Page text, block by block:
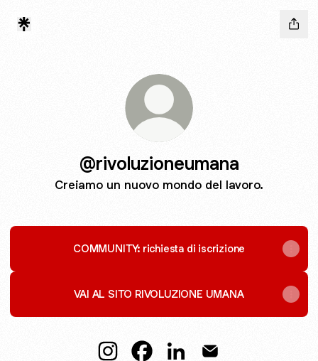
@rivoluzioneumana
Creiamo un nuovo mondo del lavoro.
COMMUNITY: richiesta di iscrizione
VAI AL SITO RIVOLUZIONE UMANA